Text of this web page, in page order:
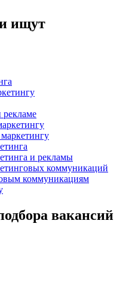
ищут
рекламе
и рекламы
коммуникаций
коммуникациям
вакансий